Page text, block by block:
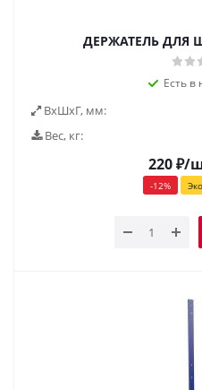
ДЕРЖАТЕЛЬ ДЛЯ
Есть в
ВxШxГ, мм:
Вес, кг:
220₽/
-12%